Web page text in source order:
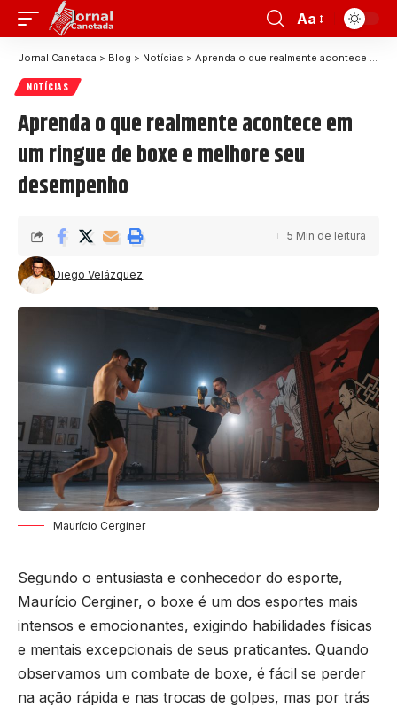
Aa
Jornal Canetada > Blog > Notícias > Aprenda o que realmente acontece em um ringue de boxe e melhore seu desempenho
NOTÍCIAS
Aprenda o que realmente acontece em
um ringue de boxe e melhore seu
desempenho
Diego Velázquez
5 Min de leitura
Maurício Cerginer
Segundo o entusiasta e conhecedor do esporte,
Maurício Cerginer, o boxe é um dos esportes mais
intensos e emocionantes, exigindo habilidades físicas
e mentais excepcionais de seus praticantes. Quando
observamos um combate de boxe, é fácil se perder
na ação rápida e nas trocas de golpes, mas por trás